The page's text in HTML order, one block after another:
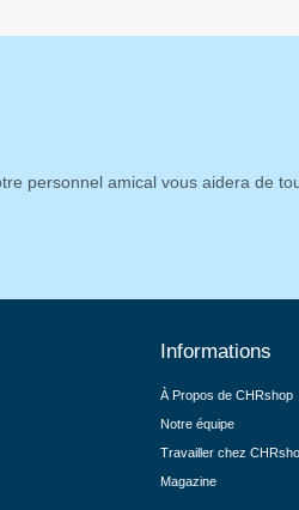
personnel amical vous aidera de
Informations
À Propos de CHRshop
Notre équipe
Travailler chez
Magazine